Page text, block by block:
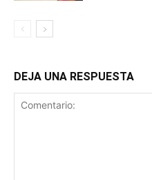
DEJA UNA RESPUESTA